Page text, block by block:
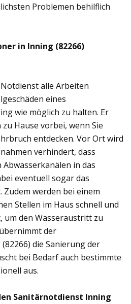
Problemen behilflich
in Inning (82266)
alle Arbeiten
eines
wie möglich zu halten. Er
Hause vorbei, wenn Sie
entdecken. Vor Ort wird
verhindert, dass
in das
eventuell sogar das
Zudem werden bei einem
Stellen im Haus schnell und
um den Wasseraustritt zu
der
die Sanierung der
bei Bedarf auch bestimmte
aus.
Sanitärnotdienst Inning